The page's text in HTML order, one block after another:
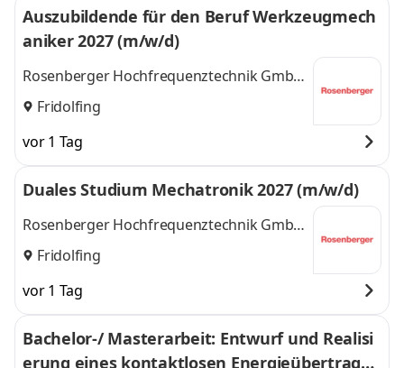
Auszubildende für den Beruf Werkzeugmech
aniker 2027 (m/w/d)
Rosenberger Hochfrequenztechnik GmbH
& Co. KG
Fridolfing
vor 1 Tag
Duales Studium Mechatronik 2027 (m/w/d)
Rosenberger Hochfrequenztechnik GmbH
& Co. KG
Fridolfing
vor 1 Tag
Bachelor-/ Masterarbeit: Entwurf und Realisi
erung eines kontaktlosen Energieübertragu